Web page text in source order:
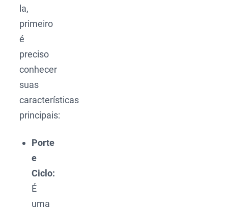
la,
primeiro
é
preciso
conhecer
suas
características
principais:
Porte
e
Ciclo:
É
uma